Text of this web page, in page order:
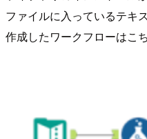
ファイルに入っているテキ
作成したワークフローはこち